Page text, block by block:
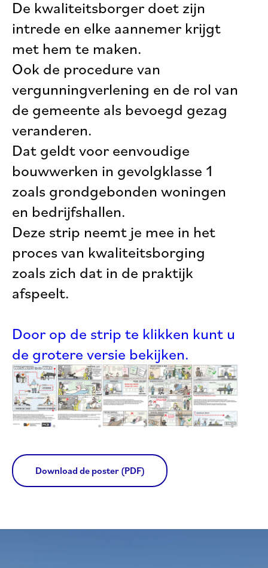
De kwaliteitsborger doet zijn
intrede en elke aannemer krijgt
met hem te maken.
Ook de procedure van
vergunningverlening en de rol van
de gemeente als bevoegd gezag
veranderen.
Dat geldt voor eenvoudige
bouwwerken in gevolgklasse 1
zoals grondgebonden woningen
en bedrijfshallen.
Deze strip neemt je mee in het
proces van kwaliteitsborging
zoals zich dat in de praktijk
afspeelt.
Door op de strip te klikken kunt u
de grotere versie bekijken.
Download de poster (PDF)